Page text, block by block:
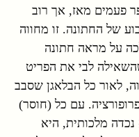
פעמים מאז, אך רוב
של החתונה. זו מחווה
על מראה חתונה
לבי את הפריט
לאור כל הבלאגן שסבב
עם כל (חוסר)
מלכותית, היא